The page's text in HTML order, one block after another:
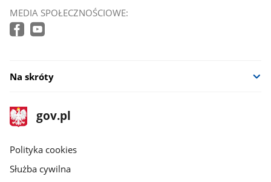
MEDIA SPOŁECZNOŚCIOWE:
Na skróty
stopka
gov.pl
Strona
gov.pl
gov.pl
Polityka cookies
Służba cywilna